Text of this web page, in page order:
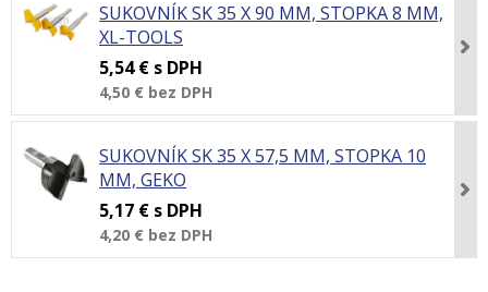
SUKOVNÍK SK 35 X 90 MM, STOPKA 8 MM,
XL-TOOLS
5,54 € s DPH
4,50 € bez DPH
SUKOVNÍK SK 35 X 57,5 MM, STOPKA 10
MM, GEKO
5,17 € s DPH
4,20 € bez DPH